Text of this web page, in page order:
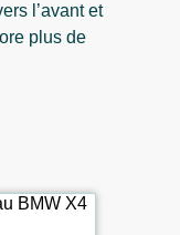
l’avant et
plus de